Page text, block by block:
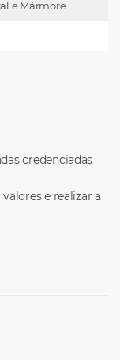
e Mármore
credenciadas
e realizar a